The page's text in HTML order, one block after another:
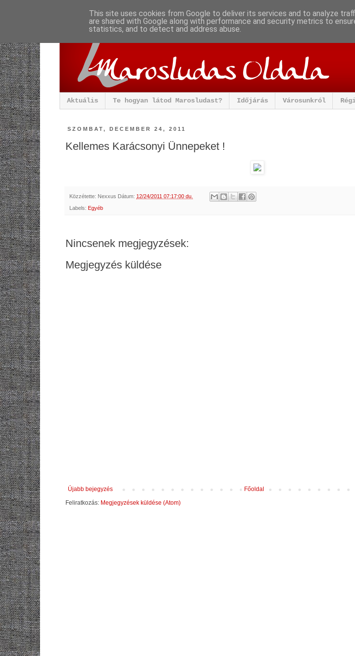
Aktuális Te hogyan látod Marosludast? Időjárás Városunkról
SZOMBAT, DECEMBER 24, 2011
Kellemes Karácsonyi Ünnepeket !
Közzétette: Nexxus Dátum: 12/24/2011 07:17:00 du.
Labels: Egyéb
Nincsenek megjegyzések:
Megjegyzés küldése
Újabb bejegyzés
Főoldal
Feliratkozás: Megjegyzések küldése (Atom)
This site uses cookies from Google to deliver its services and to analyze
are shared with Google along with performance and security metrics to
statistics, and to detect and address abuse.